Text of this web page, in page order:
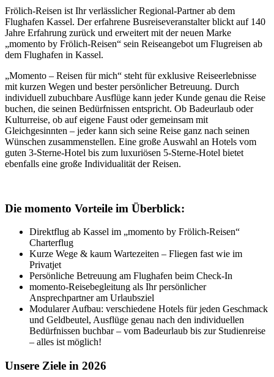
Frölich-Reisen ist Ihr verlässlicher Regional-Partner ab dem
Flughafen Kassel. Der erfahrene Busreiseveranstalter blickt auf 140
Jahre Erfahrung zurück und erweitert mit der neuen Marke
„momento by Frölich-Reisen“ sein Reiseangebot um Flugreisen ab
dem Flughafen in Kassel.
„Momento – Reisen für mich“ steht für exklusive Reiseerlebnisse
mit kurzen Wegen und bester persönlicher Betreuung. Durch
individuell zubuchbare Ausflüge kann jeder Kunde genau die Reise
buchen, die seinen Bedürfnissen entspricht. Ob Badeurlaub oder
Kulturreise, ob auf eigene Faust oder gemeinsam mit
Gleichgesinnten – jeder kann sich seine Reise ganz nach seinen
Wünschen zusammenstellen. Eine große Auswahl an Hotels vom
guten 3-Sterne-Hotel bis zum luxuriösen 5-Sterne-Hotel bietet
ebenfalls eine große Individualität der Reisen.
Die momento Vorteile im Überblick:
Direktflug ab Kassel im „momento by Frölich-Reisen“
Charterflug
Kurze Wege & kaum Wartezeiten – Fliegen fast wie im
Privatjet
Persönliche Betreuung am Flughafen beim Check-In
momento-Reisebegleitung als Ihr persönlicher
Ansprechpartner am Urlaubsziel
Modularer Aufbau: verschiedene Hotels für jeden Geschmack
und Geldbeutel, Ausflüge genau nach den individuellen
Bedürfnissen buchbar – vom Badeurlaub bis zur Studienreise
– alles ist möglich!
Unsere Ziele in 2026